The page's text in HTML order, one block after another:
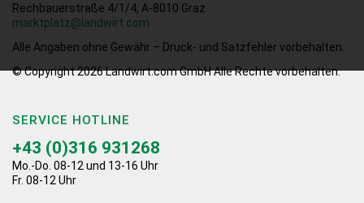
Rechbauerstraße 4/1/4, A-8010 Graz
marktplatz@landwirt.com
Alle Angaben ohne Gewähr – Druck- und Satzfehler vorbehalten.
© Copyright 2026Landwirt.com GmbH Alle Rechte vorbehalten.
SERVICE HOTLINE
+43 (0)316 931268
Mo.-Do. 08-12 und 13-16 Uhr
Fr. 08-12 Uhr